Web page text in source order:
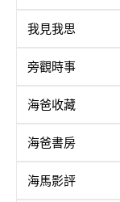
我見我思
旁觀時事
海爸收藏
海爸書房
海馬影評